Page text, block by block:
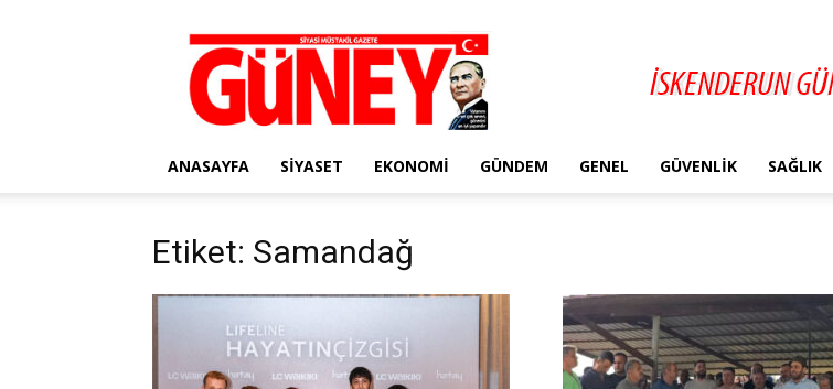
Gazete
Güney
ANASAYFA SIYASET EKONOMI GÜNDEM GENEL GÜVENLIK SAĞLIK
Etiket: Samandağ